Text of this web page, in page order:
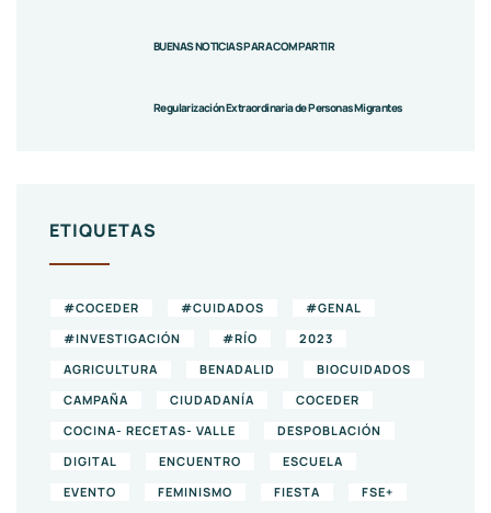
BUENAS NOTICIAS PARA COMPARTIR
Regularización Extraordinaria de Personas Migrantes
ETIQUETAS
#COCEDER #CUIDADOS
#GENAL
#INVESTIGACIÓN
#RÍO
2023
AGRICULTURA
BENADALID
BIOCUIDADOS
CAMPAÑA
CIUDADANÍA
COCEDER
COCINA- RECETAS- VALLE
DESPOBLACIÓN
DIGITAL
ENCUENTRO
ESCUELA
EVENTO
FEMINISMO FIESTA
FSE+